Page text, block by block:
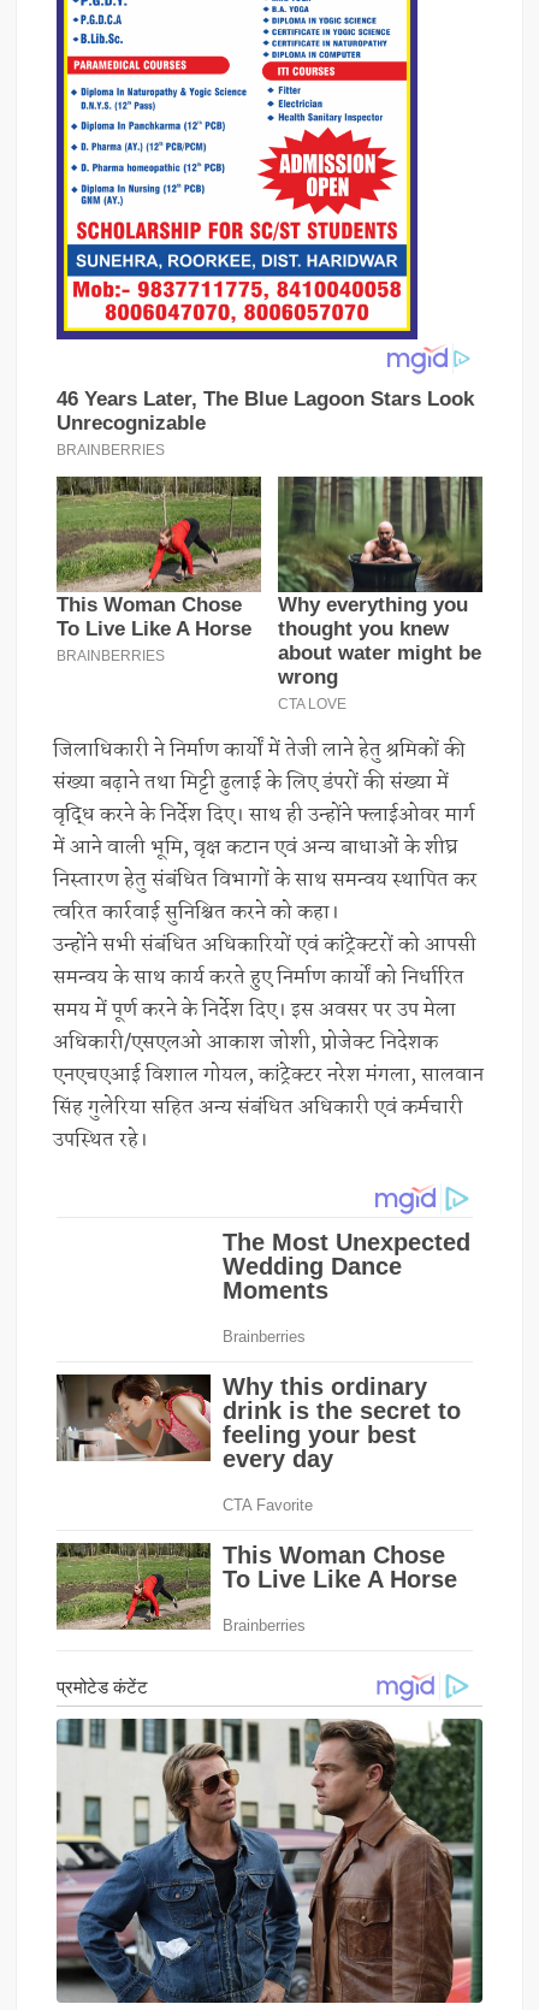
जिलाधिकारी ने निर्माण कार्यों में तेजी लाने हेतु श्रमिकों की
संख्या बढ़ाने तथा मिट्टी ढुलाई के लिए डंपरों की संख्या में
वृद्धि करने के निर्देश दिए। साथ ही उन्होंने फ्लाईओवर मार्ग
में आने वाली भूमि, वृक्ष कटान एवं अन्य बाधाओं के शीघ्र
निस्तारण हेतु संबंधित विभागों के साथ समन्वय स्थापित कर
त्वरित कार्रवाई सुनिश्चित करने को कहा।
उन्होंने सभी संबंधित अधिकारियों एवं कांट्रेक्टरों को आपसी
समन्वय के साथ कार्य करते हुए निर्माण कार्यों को निर्धारित
समय में पूर्ण करने के निर्देश दिए। इस अवसर पर उप मेला
अधिकारी/एसएलओ आकाश जोशी, प्रोजेक्ट निदेशक
एनएचएआई विशाल गोयल, कांट्रेक्टर नरेश मंगला, सालवान
सिंह गुलेरिया सहित अन्य संबंधित अधिकारी एवं कर्मचारी
उपस्थित रहे।